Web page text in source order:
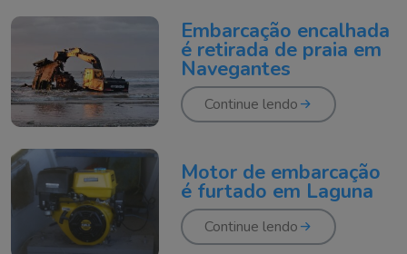
Embarcação encalhada
é retirada de praia em
Navegantes
Continue lendo
Motor de embarcação
é furtado em Laguna
Continue lendo